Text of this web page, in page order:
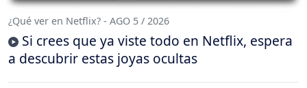
¿Qué ver en Netflix? - AGO 5 / 2026
Si crees que ya viste todo en Netflix, espera
a descubrir estas joyas ocultas